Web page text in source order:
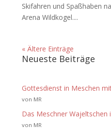
Skifahren und Spaßhaben
Arena Wildkogel....
« Ältere Einträge
Neueste Beiträge
Gottesdienst in Meschen
von MR
Das Meschner Wajeltschen
von MR